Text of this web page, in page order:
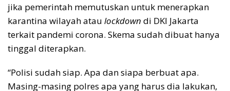
jika pemerintah memutuskan untuk menerapkan
karantina wilayah atau lockdown di DKI Jakarta
terkait pandemi corona. Skema sudah dibuat hanya
tinggal diterapkan.
“Polisi sudah siap. Apa dan siapa berbuat apa.
Masing-masing polres apa yang harus dia lakukan,